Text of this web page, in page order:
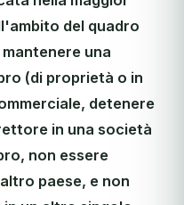
del quadro
una
(di proprietà o in
detenere
in una società
non essere
paese, e non